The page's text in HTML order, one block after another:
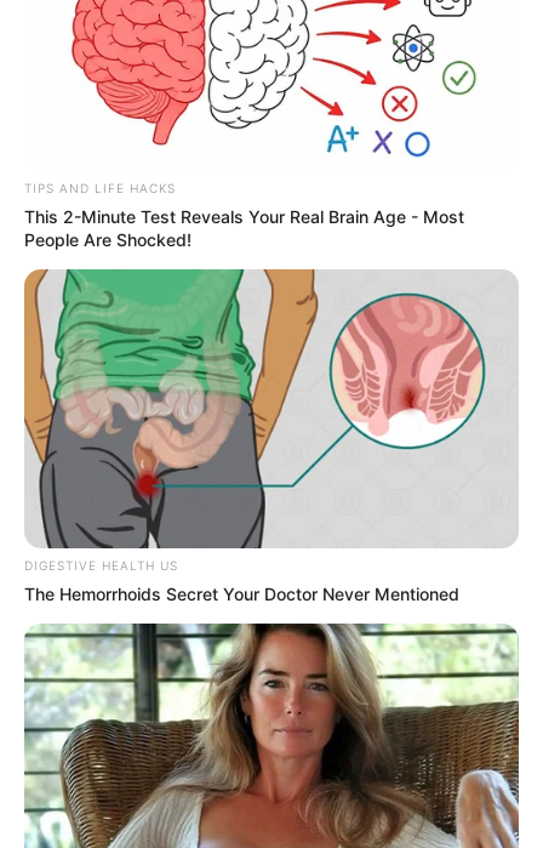
TIPS AND LIFE HACKS
This 2-Minute Test Reveals Your Real Brain Age - Most
People Are Shocked!
DIGESTIVE HEALTH US
The Hemorrhoids Secret Your Doctor Never Mentioned